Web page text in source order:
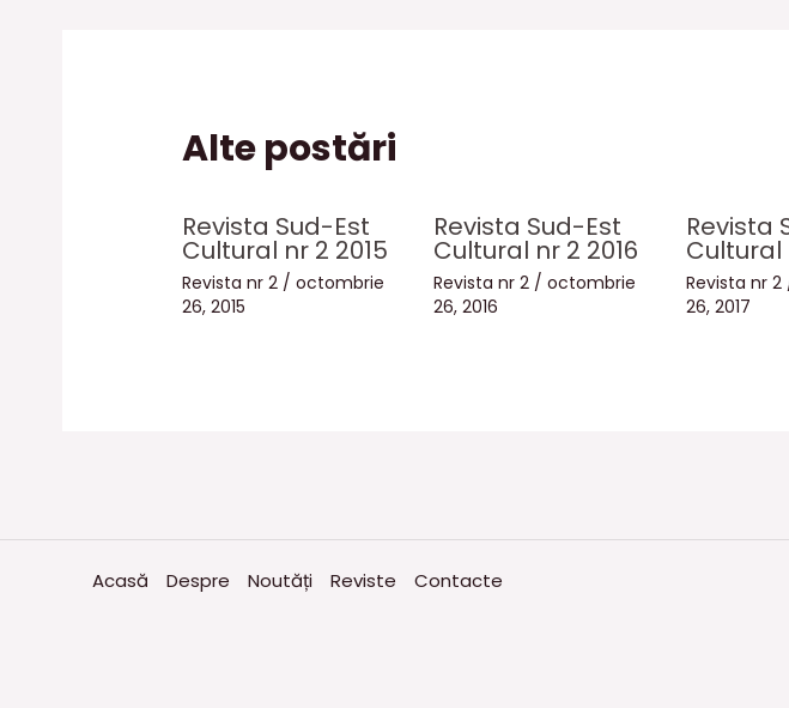
Alte postări
Revista Sud-Est
Cultural nr 2 2015
Revista nr 2 /octombrie
26, 2015
Revista Sud-Est
Cultural nr 2 2016
Revista nr 2 /octombrie
26, 2016
Revista
Cultural
Revista nr 2
26, 2017
Acasă Despre Noutăți Reviste Contacte